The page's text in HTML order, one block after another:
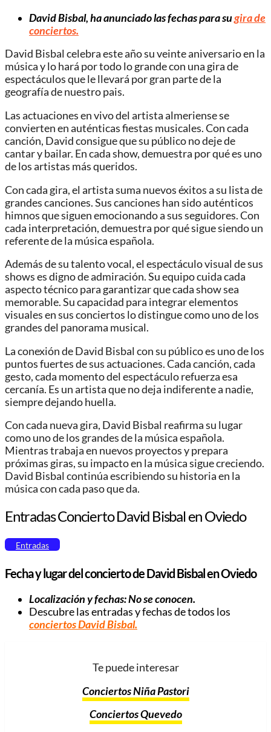
David Bisbal, ha anunciado las fechas para sugira de
conciertos.
David Bisbal celebra este año su veinte aniversario en la
música y lo hará por todo lo grande con una gira de
espectáculos que le llevará por gran parte de la
geografía de nuestro pais.
Las actuaciones en vivo del artista almeriense se
convierten en auténticas fiestas musicales. Con cada
canción, David consigue que su público no deje de
cantar y bailar. En cada show, demuestra por qué es uno
de los artistas más queridos.
Con cada gira, el artista suma nuevos éxitos a su lista de
grandes canciones. Sus canciones han sido auténticos
himnos que siguen emocionando a sus seguidores. Con
cada interpretación, demuestra por qué sigue siendo un
referente de la música española.
Además de su talento vocal, el espectáculo visual de sus
shows es digno de admiración. Su equipo cuida cada
aspecto técnico para garantizar que cada show sea
memorable. Su capacidad para integrar elementos
visuales en sus conciertos lo distingue como uno de los
grandes del panorama musical.
La conexión de David Bisbal con su público es uno de los
puntos fuertes de sus actuaciones. Cada canción, cada
gesto, cada momento del espectáculo refuerza esa
cercanía. Es un artista que no deja indiferente a nadie,
siempre dejando huella.
Con cada nueva gira, David Bisbal reafirma su lugar
como uno de los grandes de la música española.
Mientras trabaja en nuevos proyectos y prepara
próximas giras, su impacto en la música sigue creciendo.
David Bisbal continúa escribiendo su historia en la
música con cada paso que da.
Entradas Concierto David Bisbal en Oviedo
Entradas
Fecha y lugar del concierto de David Bisbal en Oviedo
Localización y fechas: No se conocen.
Descubre las entradas y fechas de todos los
conciertos David Bisbal.
Te puede interesar
Conciertos Niña Pastori
Conciertos Quevedo